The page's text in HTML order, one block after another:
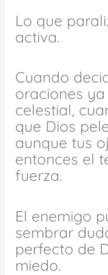
Lo que
activa.
Cuando
oraciones
celestial,
que Dios
aunque tus
entonces el
fuerza.
El enemigo
sembrar
perfecto de
miedo.